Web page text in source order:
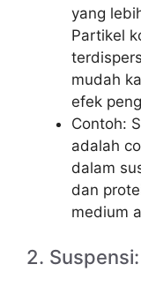
yang
Partikel
mudah
efek
Contoh:
adalah
dalam
dan
medium
2. Suspensi: